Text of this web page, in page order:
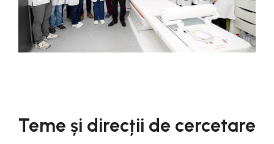
Teme și direcții de cercetare